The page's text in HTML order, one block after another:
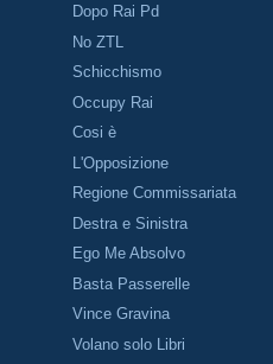
Dopo Rai Pd
No ZTL
Schicchismo
Occupy Rai
Cosi è
L'Opposizione
Regione Commissariata
Destra e Sinistra
Ego Me Absolvo
Basta Passerelle
Vince Gravina
Volano solo Libri